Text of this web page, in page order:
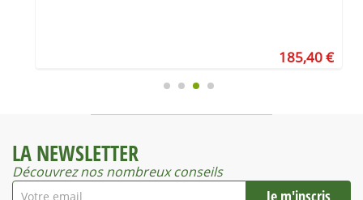
185,40 €
LA NEWSLETTER
Découvrez nos nombreux conseils